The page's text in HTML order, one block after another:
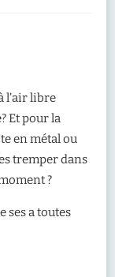
l’air libre
Et pour la
en métal ou
tremper dans
?
ses a toutes